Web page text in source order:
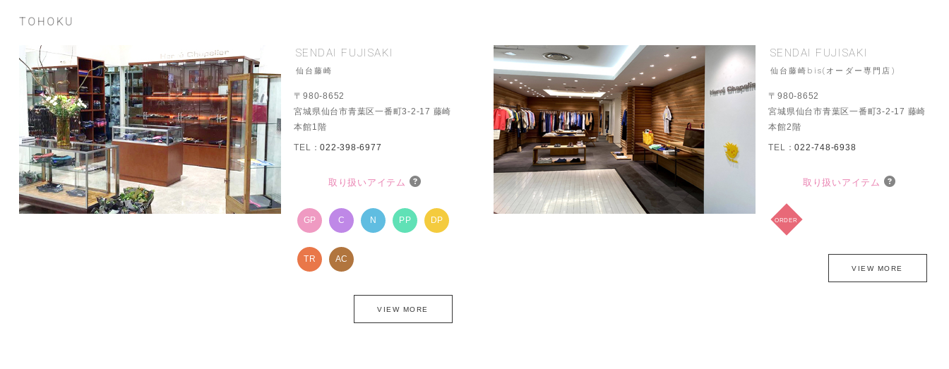
TOHOKU
SENDAI FUJISAKI
仙台藤崎
〒980-8652
宮城県仙台市青葉区一番町3-2-17 藤崎
本館1階
TEL：022-398-6977
取り扱いアイテム
GP C N PP DP
TR AC
VIEW MORE
SENDAI FUJISAKI
仙台藤崎bis(オーダー専門店)
〒980-8652
宮城県仙台市青葉区一番町3-2-17 藤崎
本館2階
TEL：022-748-6938
取り扱いアイテム
ORDER
VIEW MORE